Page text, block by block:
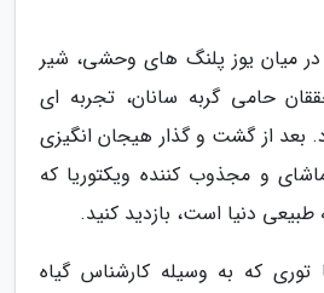
میان یوز پلنگ های وحشی، شیر
حامی گربه سانان، تجربه ای
بعد از گشت و گذار هیجان انگیزی
و مجذوب کننده ویکتوریا که
دنیا است، بازدید کنید.
توری که به وسیله کارشناس گیاه